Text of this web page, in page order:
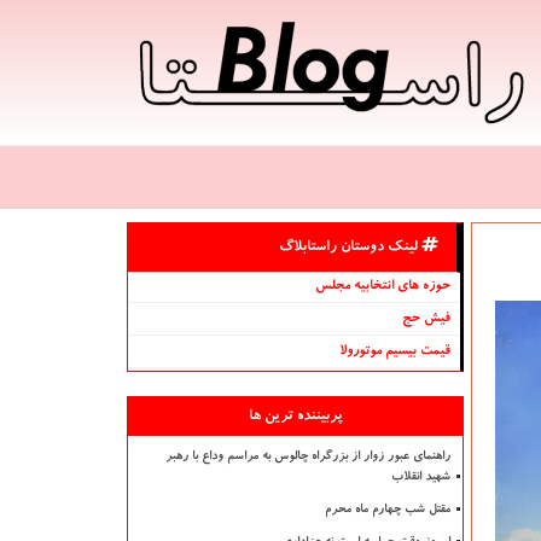
لینک دوستان راستابلاگ
حوزه های انتخابیه مجلس
فیش حج
قیمت بیسیم موتورولا
پربیننده ترین ها
راهنمای عبور زوار از بزرگراه چالوس به مراسم وداع با رهبر
شهید انقلاب
مقتل شب چهارم ماه محرم